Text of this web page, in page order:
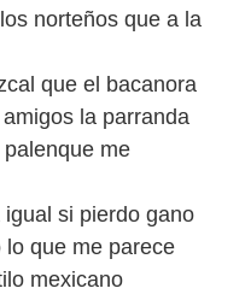
norteños que a la
que el bacanora
la parranda
me
si pierdo gano
que me parece
mexicano